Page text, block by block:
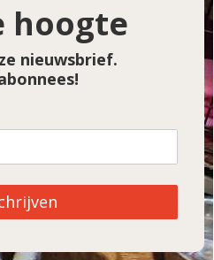
hoogte
nieuwsbrief.